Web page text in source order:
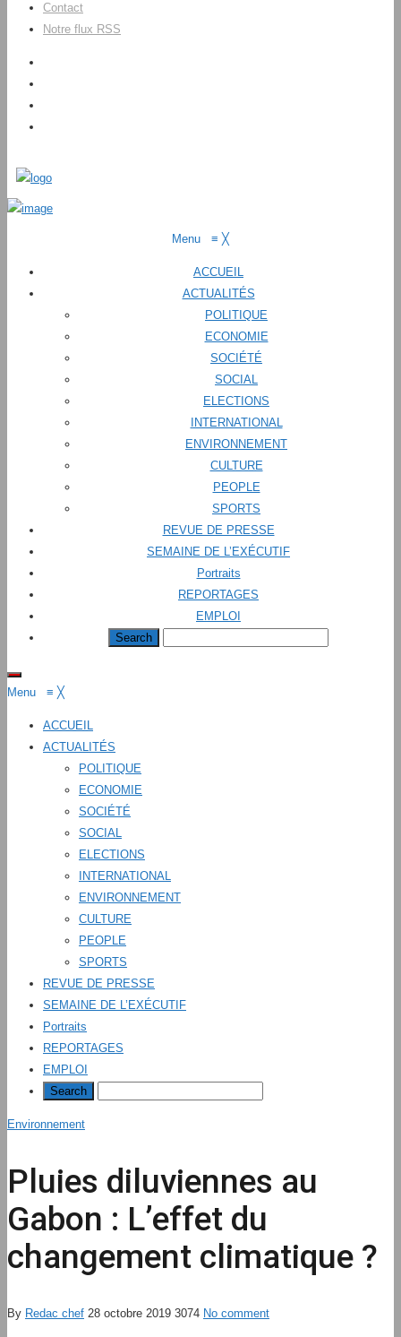
Contact
Notre flux RSS
Menu ≡ ╳
ACCUEIL
ACTUALITÉS
POLITIQUE
ECONOMIE
SOCIÉTÉ
SOCIAL
ELECTIONS
INTERNATIONAL
ENVIRONNEMENT
CULTURE
PEOPLE
SPORTS
REVUE DE PRESSE
SEMAINE DE L’EXÉCUTIF
Portraits
REPORTAGES
EMPLOI
Menu ≡ ╳
ACCUEIL
ACTUALITÉS
POLITIQUE
ECONOMIE
SOCIÉTÉ
SOCIAL
ELECTIONS
INTERNATIONAL
ENVIRONNEMENT
CULTURE
PEOPLE
SPORTS
REVUE DE PRESSE
SEMAINE DE L’EXÉCUTIF
Portraits
REPORTAGES
EMPLOI
Environnement
Pluies diluviennes au
Gabon : L’effet du
changement climatique ?
By Redac chef 28 octobre 2019 3074 No comment